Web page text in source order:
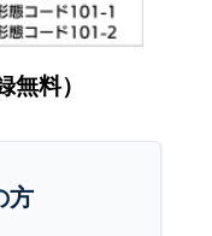
料）
方